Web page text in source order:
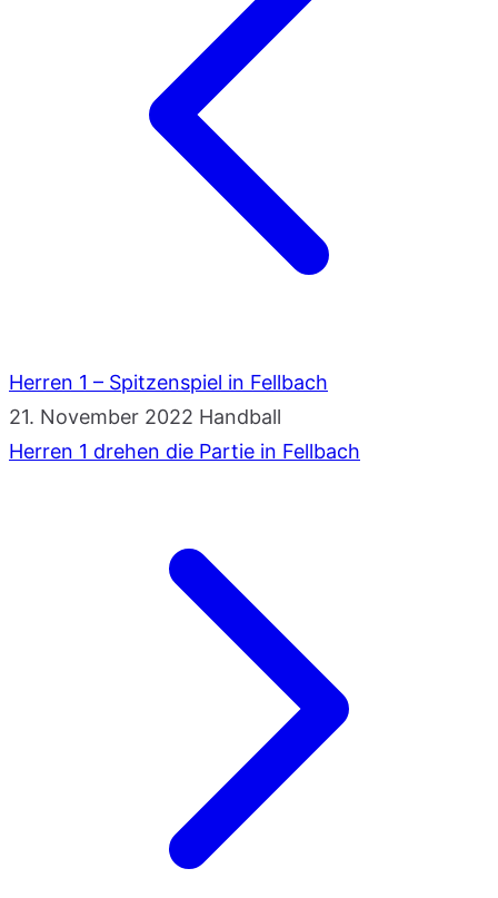
Herren 1 – Spitzenspiel in Fellbach
21. November 2022 Handball
Herren 1 drehen die Partie in Fellbach